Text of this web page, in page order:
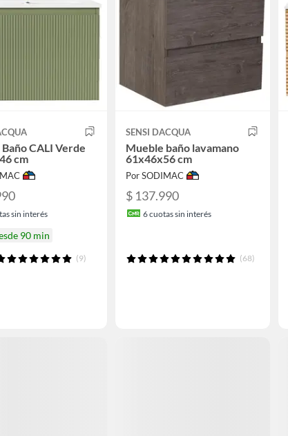
CALI Verde
cm
sin interés
90 min
(9)
SENSI DACQUA
Mueble baño lavamano
61x46x56 cm
Por SODIMAC
$ 137.990
6cuotas sin interés
(68)